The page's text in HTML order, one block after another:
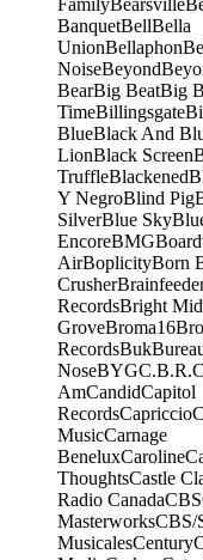
FamilyBearsville
BanquetBellBella
UnionBellaphon
NoiseBeyond
BearBig BeatBig
TimeBillingsgate
BlueBlack And
LionBlack Screen
TruffleBlackened
Y NegroBlind Pig
SilverBlue Sky
EncoreBMG
AirBoplicityBorn
Crusher
RecordsBright
GroveBroma16
RecordsBuk
NoseBYGC.B.R.
AmCandidCapitol
RecordsCapriccio
MusicCarnage
BeneluxCaroline
ThoughtsCastle
Radio CanadaCBS
MasterworksCBS/
MusicalesCentury